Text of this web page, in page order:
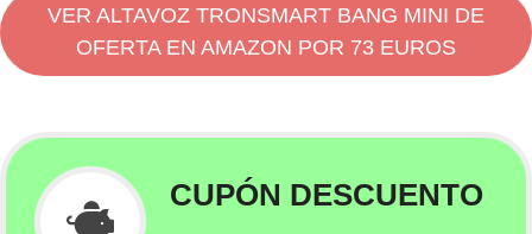
Diseño
Funcionamiento del Tronsmart Bang Mini
Iluminación LED
¿Merece la pena comprar el Tronsmart Bang Mini?
Review del altavoz bluetooth Tronsmart Bang Mini 50W
VER ALTAVOZ TRONSMART BANG MINI DE
OFERTA EN AMAZON POR 73 EUROS
CUPÓN DESCUENTO